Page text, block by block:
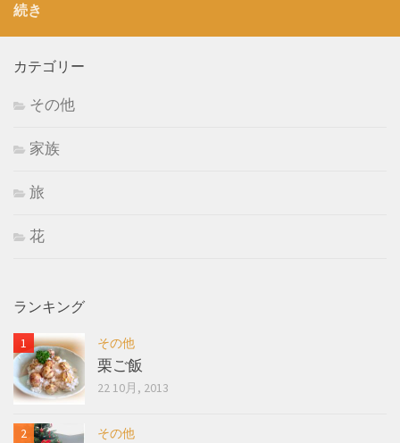
続き
カテゴリー
その他
家族
旅
花
ランキング
その他
栗ご飯
22 10月, 2013
その他